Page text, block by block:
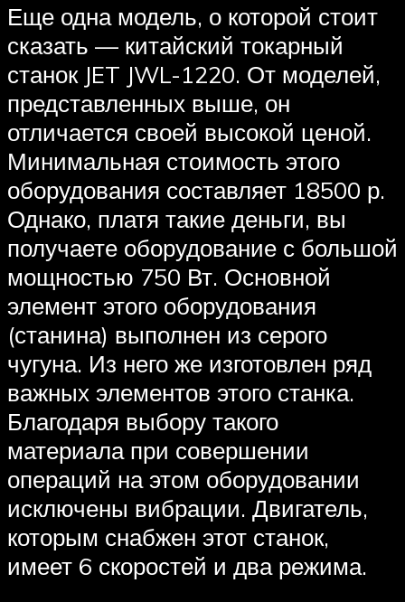
Еще одна модель, о которой стоит
сказать — китайский токарный
станок JET JWL-1220. От моделей,
представленных выше, он
отличается своей высокой ценой.
Минимальная стоимость этого
оборудования составляет 18500 р.
Однако, платя такие деньги, вы
получаете оборудование с большой
мощностью 750 Вт. Основной
элемент этого оборудования
(станина) выполнен из серого
чугуна. Из него же изготовлен ряд
важных элементов этого станка.
Благодаря выбору такого
материала при совершении
операций на этом оборудовании
исключены вибрации. Двигатель,
которым снабжен этот станок,
имеет 6 скоростей и два режима.